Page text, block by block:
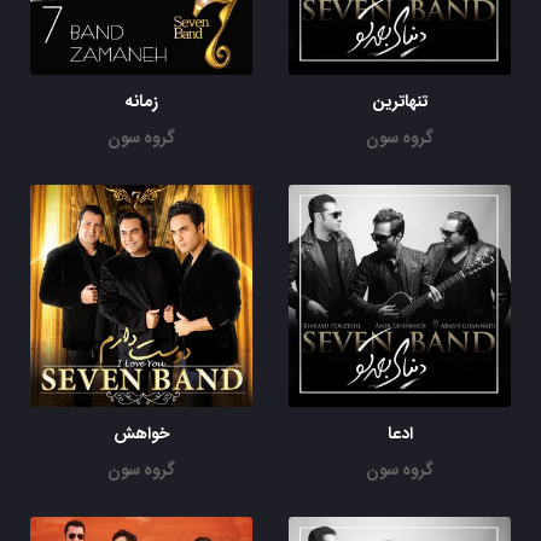
تنهاترین
گروه سون
زمانه
گروه سون
ادعا
گروه سون
خواهش
گروه سون